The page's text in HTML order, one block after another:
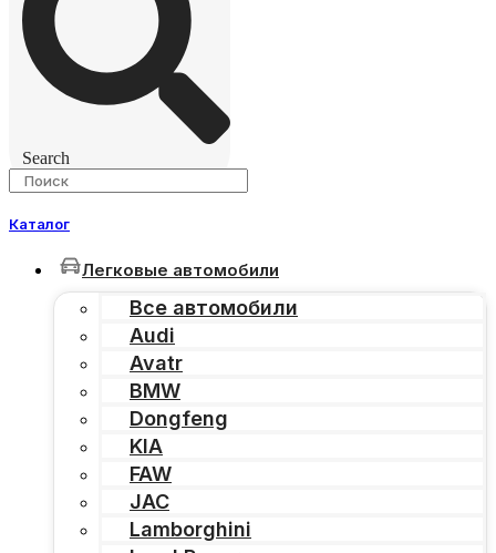
Search
Каталог
Легковые автомобили
Все автомобили
Audi
Avatr
BMW
Dongfeng
KIA
FAW
JAC
Lamborghini